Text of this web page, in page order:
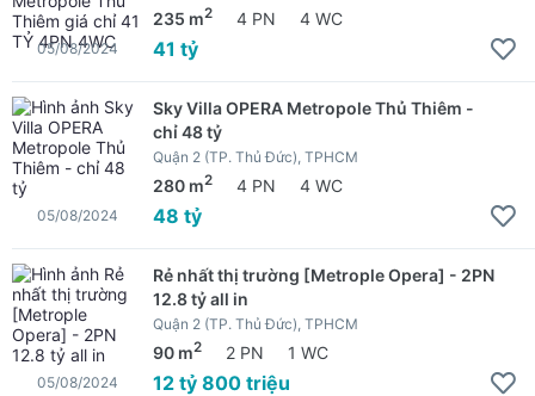
235 m2 4 PN 4 WC
41 tỷ
05/08/2024
Sky Villa OPERA Metropole Thủ Thiêm -
chỉ 48 tỷ
Quận 2 (TP. Thủ Đức), TPHCM
280 m2 4 PN 4 WC
48 tỷ
05/08/2024
Rẻ nhất thị trường [Metrople Opera] - 2PN
12.8 tỷ all in
Quận 2 (TP. Thủ Đức), TPHCM
90 m2 2 PN 1 WC
12 tỷ 800 triệu
05/08/2024